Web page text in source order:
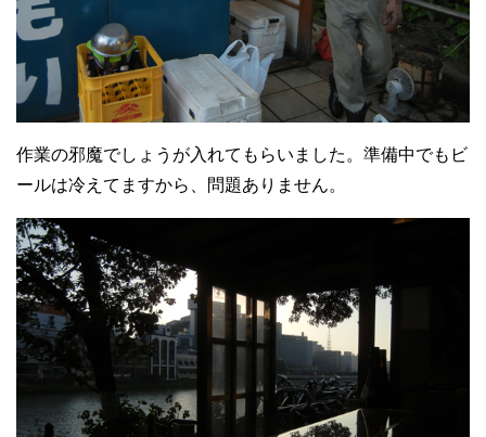
作業の邪魔でしょうが入れてもらいました。準備中でもビ
ールは冷えてますから、問題ありません。